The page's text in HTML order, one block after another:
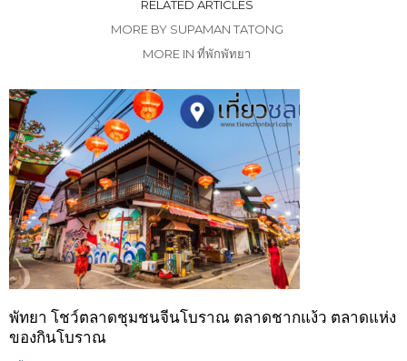
RELATED ARTICLES
MORE BY SUPAMAN TATONG
MORE IN ที่พักพัทยา
พัทยา โชว์ตลาดชุมชนจีนโบราณ ตลาดชากแง้ว ตลาดแห่ง
ของกินโบราณ